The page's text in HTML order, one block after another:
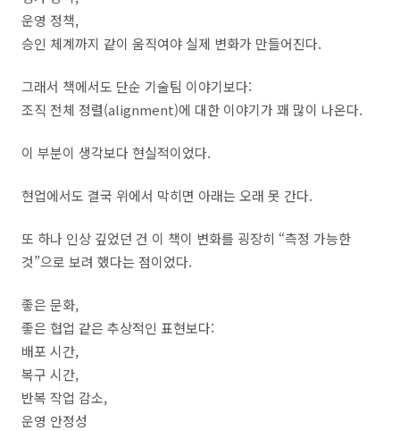
운영 정책,
승인 체계까지 같이 움직여야 실제 변화가 만들어진다.
그래서 책에서도 단순 기술팀 이야기보다:
조직 전체 정렬(alignment)에 대한 이야기가 꽤 많이 나온다.
이 부분이 생각보다 현실적이었다.
현업에서도 결국 위에서 막히면 아래는 오래 못 간다.
또 하나 인상 깊었던 건 이 책이 변화를 굉장히 “측정 가능한
것”으로 보려 했다는 점이었다.
좋은 문화,
좋은 협업 같은 추상적인 표현보다:
배포 시간,
복구 시간,
반복 작업 감소,
운영 안정성